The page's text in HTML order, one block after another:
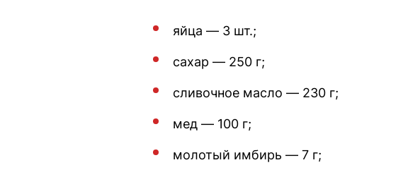
яйца — 3 шт.;
сахар — 250 г;
сливочное масло — 230 г;
мед — 100 г;
молотый имбирь — 7 г;